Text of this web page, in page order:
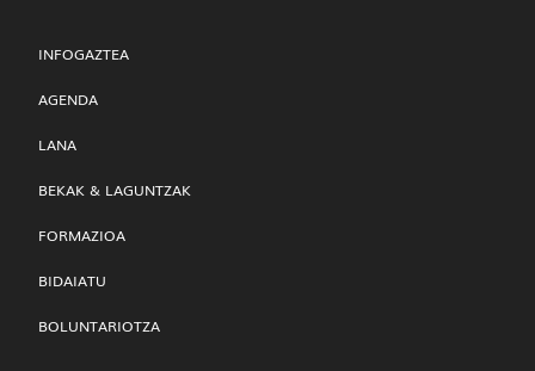
INFOGAZTEA
AGENDA
LANA
BEKAK & LAGUNTZAK
FORMAZIOA
BIDAIATU
BOLUNTARIOTZA